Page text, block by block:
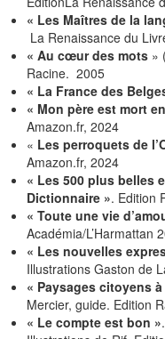
« Les Maîtres de la
La Renaissance du
« Au cœur des mots »
Racine. 2005
« La France des
« Mon père est mort
Amazon.fr, 2024
« Les perroquets de
Amazon.fr, 2024
« Les 500 plus belles
Dictionnaire ». Edition
« Toute une vie
Académia/L’Harmattan
« Les nouvelles
Illustrations Gaston de
« Paysages citoyens
Mercier, guide. Edition
« Le compte est bon »